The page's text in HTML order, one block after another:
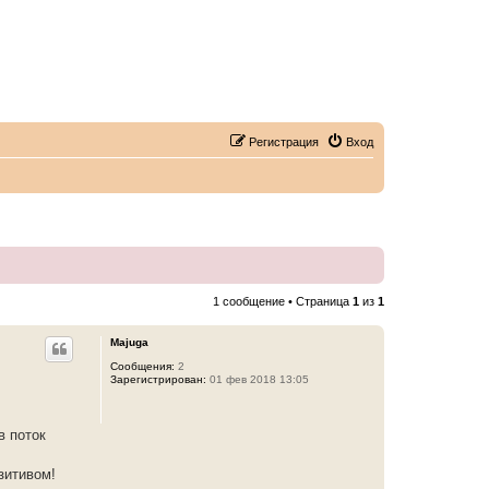
Вход
Регистрация
1 сообщение • Страница 1 из 1
Majuga
Сообщения: 2
Зарегистрирован: 01 фев 2018 13:05
поток